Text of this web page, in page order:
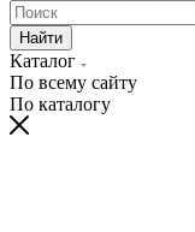
Найти
Каталог
По всему сайту
По каталогу